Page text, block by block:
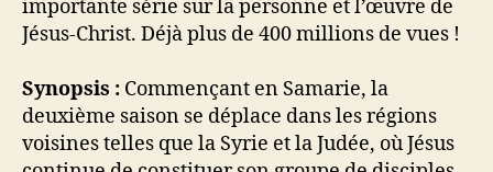
importante série sur la personne et l’œuvre de
Jésus-Christ. Déjà plus de 400 millions de vues !
Synopsis : Commençant en Samarie, la
deuxième saison se déplace dans les régions
voisines telles que la Syrie et la Judée, où Jésus